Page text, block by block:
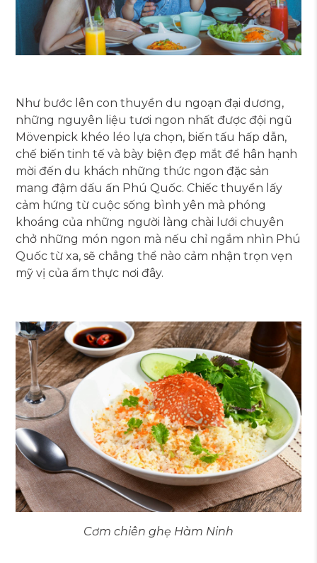
Như bước lên con thuyền du ngoạn đại dương,
những nguyên liệu tươi ngon nhất được đội ngũ
Mövenpick khéo léo lựa chọn, biến tấu hấp dẫn,
chế biến tinh tế và bày biện đẹp mắt để hân hạnh
mời đến du khách những thức ngon đặc sản
mang đậm dấu ấn Phú Quốc. Chiếc thuyền lấy
cảm hứng từ cuộc sống bình yên mà phóng
khoáng của những người làng chài lưới chuyên
chở những món ngon mà nếu chỉ ngắm nhìn Phú
Quốc từ xa, sẽ chẳng thể nào cảm nhận trọn vẹn
mỹ vị của ẩm thực nơi đây.
Cơm chiên ghẹ Hàm Ninh